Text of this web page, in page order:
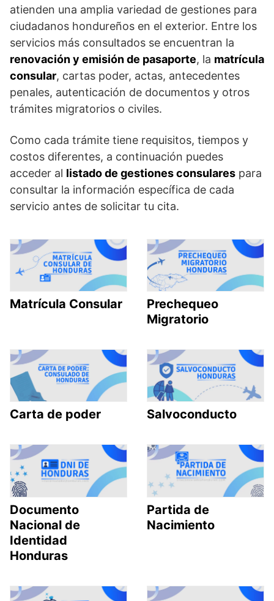
atienden una amplia variedad de gestiones para
ciudadanos hondureños en el exterior. Entre los
servicios más consultados se encuentran la
renovación y emisión de pasaporte, la matrícula
consular, cartas poder, actas, antecedentes
penales, autenticación de documentos y otros
trámites migratorios o civiles.
Como cada trámite tiene requisitos, tiempos y
costos diferentes, a continuación puedes
acceder al listado de gestiones consulares para
consultar la información específica de cada
servicio antes de solicitar tu cita.
Matrícula Consular
Prechequeo
Migratorio
Carta de poder Salvoconducto
Documento
Nacional de
Identidad
Honduras
Partida de
Nacimiento